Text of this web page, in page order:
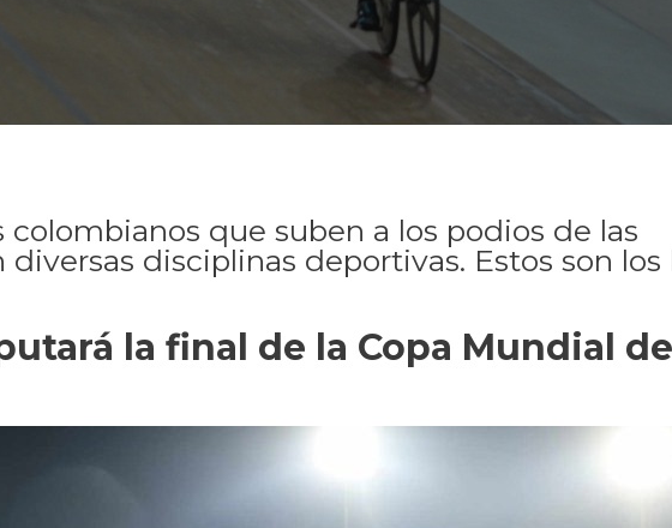
que suben a los podios de las
disciplinas deportivas. Estos son los
la final de la Copa Mundial